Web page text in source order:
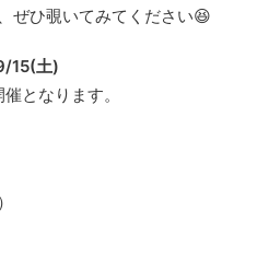
ぜひ覗いてみてください😆
15(土)
となります。